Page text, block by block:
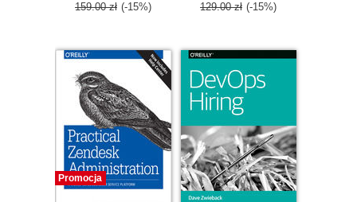
159.00 zł (-15%) 129.00 zł (-15%)
Promocja